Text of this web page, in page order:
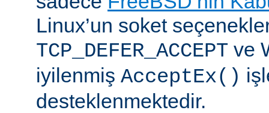
Linux’un soket
TCP_DEFER_ACCEPT ve
iyilenmiş AcceptEx()
desteklenmektedir.